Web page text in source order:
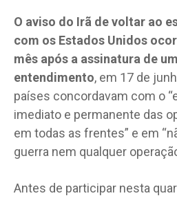
O aviso do Irã de voltar ao
com os Estados Unidos
mês após a assinatura de
entendimento, em 17 de
países concordavam com o
imediato e permanente das
em todas as frentes” e em
guerra nem qualquer
Antes de participar nesta